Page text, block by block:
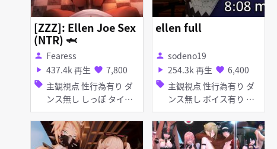
[ZZZ]: Ellen Joe Sex
(NTR) 🦈
person Fearess
play_arrow 437.4k 再生 favorite 7,800
sell 主観視点 性行為有り ダ
ンス無し しっぽ タイ
ツ・ストッキング メイド
服 アヘ顔 お漏らし・潮
吹き
ellen full
person sodeno19
play_arrow 254.3k 再生 favorite 6,400
sell 主観視点 性行為有り ダ
ンス無し ボイス有り 淫
乱 メイド服 足コキ アナ
ル責め